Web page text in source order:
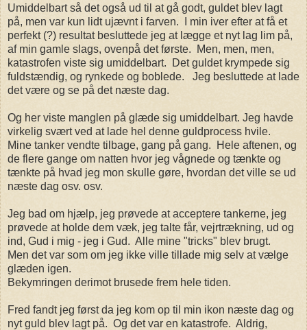
Umiddelbart så det også ud til at gå godt, guldet blev lagt
på, men var kun lidt ujævnt i farven. I min iver efter at få et
perfekt (?) resultat besluttede jeg at lægge et nyt lag lim på,
af min gamle slags, ovenpå det første. Men, men, men,
katastrofen viste sig umiddelbart. Det guldet krympede sig
fuldstændig, og rynkede og boblede. Jeg besluttede at lade
det være og se på det næste dag.
Og her viste manglen på glæde sig umiddelbart. Jeg havde
virkelig svært ved at lade hel denne guldprocess hvile.
Mine tanker vendte tilbage, gang på gang. Hele aftenen, og
de flere gange om natten hvor jeg vågnede og tænkte og
tænkte på hvad jeg mon skulle gøre, hvordan det ville se ud
næste dag osv. osv.
Jeg bad om hjælp, jeg prøvede at acceptere tankerne, jeg
prøvede at holde dem væk, jeg talte får, vejrtrækning, ud og
ind, Gud i mig - jeg i Gud. Alle mine "tricks" blev brugt.
Men det var som om jeg ikke ville tillade mig selv at vælge
glæden igen.
Bekymringen derimot brusede frem hele tiden.
Fred fandt jeg først da jeg kom op til min ikon næste dag og
nyt guld blev lagt på. Og det var en katastrofe. Aldrig,